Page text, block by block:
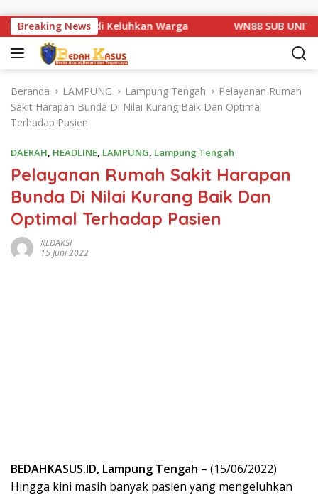
Breaking News
Basarang di Keluhkan Warga WN88 SUB UNIT 13
Beranda LAMPUNG Lampung Tengah
Pelayanan Rumah
Sakit Harapan Bunda Di Nilai Kurang Baik Dan Optimal
Terhadap Pasien
DAERAH, HEADLINE, LAMPUNG, Lampung Tengah
Pelayanan Rumah Sakit Harapan
Bunda Di Nilai Kurang Baik Dan
Optimal Terhadap Pasien
REDAKSI
15 Juni 2022
BEDAHKASUS.ID, Lampung Tengah – (15/06/2022)
Hingga kini masih banyak pasien yang mengeluhkan